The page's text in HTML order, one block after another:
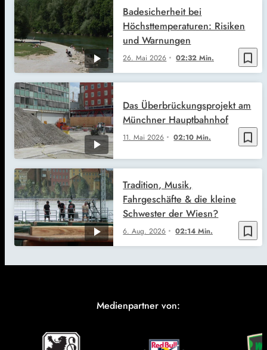
bookmark_border
26. Mai 2026 02:32 Min.
Badesicherheit bei
Höchsttemperaturen: Risiken
und Warnungen
bookmark_border
11. Mai 2026 02:10 Min.
Das Überbrückungsprojekt am
Münchner Hauptbahnhof
bookmark_border
6. Aug. 2026 02:14 Min.
Tradition, Musik,
Fahrgeschäfte & die kleine
Schwester der Wiesn?
Medienpartner von: